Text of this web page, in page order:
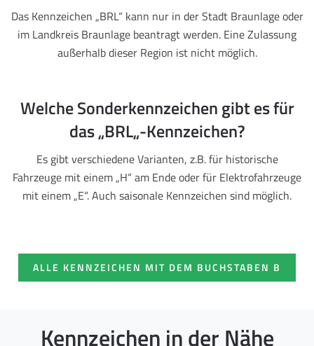
Das Kennzeichen „BRL“ kann nur in der Stadt Braunlage oder
im Landkreis Braunlage beantragt werden. Eine Zulassung
außerhalb dieser Region ist nicht möglich.
Welche Sonderkennzeichen gibt es für
das „BRL„-Kennzeichen?
Es gibt verschiedene Varianten, z.B. für historische
Fahrzeuge mit einem „H“ am Ende oder für Elektrofahrzeuge
mit einem „E“. Auch saisonale Kennzeichen sind möglich.
ALLE KENNZEICHEN MIT DEM BUCHSTABEN B
Kennzeichen in der Nähe